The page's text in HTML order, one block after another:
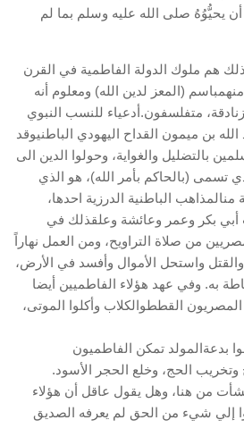
أن يحيُّوُهُ صلى الله عليه وسلم بما لم
هم ملوك الدولة الفاطمية في القرن
(المعز لدين الله) ومعلوم أنه
متفلسفون.أدعياء للنسب النبوي
بن ميمون القداح اليهودي الباطنيوقد
بالتضليل والغواية، وحولوا الدين الى
تسمى (بالحاكم بأمر الله)، هو الذي
الباطنية الدرزية احدها،
بكر وعمر وعائشة وعلقذلك في
من صلاة التراويح، ومن العمل نهاراً
والقتل واستحل الأموال وأفسد في الأرض،
به. وفي عهد هؤلاء الفاطميين أيضا
القططوالكلاب وأكلوا الموتى،
بدعةالمولد تمكن الفاطميون
الحج، وخلع الحجر الأسود.
من هنا، وهل يقول عاقل أن هؤلاء
إلي شيء من الحق لم يعرفه الصديق